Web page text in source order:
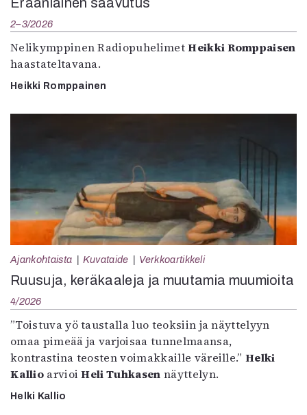
2–3/2026
Nelikymppinen RadiopuhelimetHeikki Romppaisen
haastateltavana.
Heikki Romppainen
Ajankohtaista Kuvataide Verkkoartikkeli
Ruusuja, keräkaaleja ja muutamia muumioita
4/2026
”Toistuva yö taustalla luo teoksiin ja näyttelyyn
omaa pimeää ja varjoisaa tunnelmaansa,
kontrastina teosten voimakkaille väreille.”Helki
KallioarvioiHeli Tuhkasen näyttelyn.
Helki Kallio